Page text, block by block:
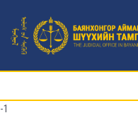
-1